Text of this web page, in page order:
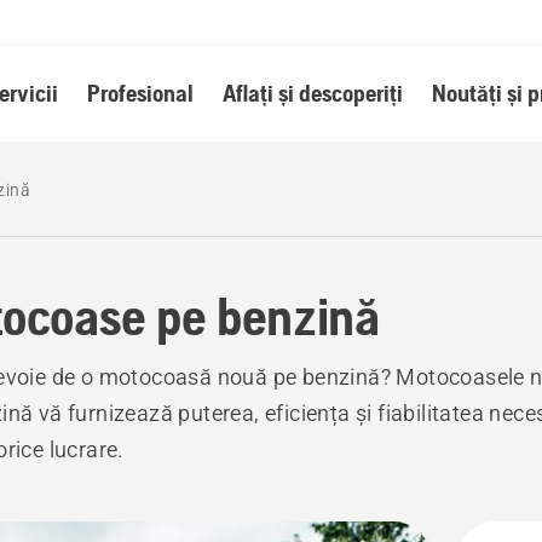
Profesional Aflați și descoperiți Noutăți și
pe benzină
de o motocoasă nouă pe benzină? Motocoasele
vă furnizează puterea, eficiența și fiabilitatea
lucrare.